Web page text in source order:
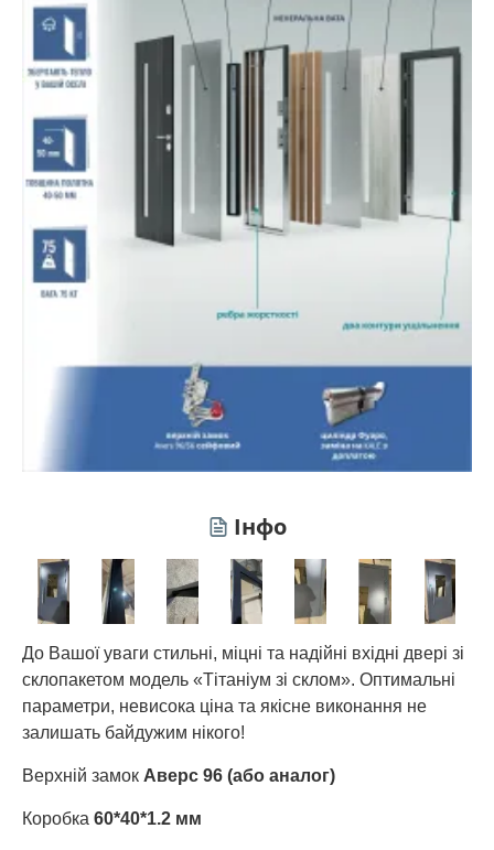
Інфо
До Вашої уваги стильні, міцні та надійні вхідні двері зі
склопакетом модель «Тітаніум зі склом». Оптимальні
параметри, невисока ціна та якісне виконання не
залишать байдужим нікого!
Верхній замок Аверс 96 (або аналог)
Коробка 60*40*1.2 мм